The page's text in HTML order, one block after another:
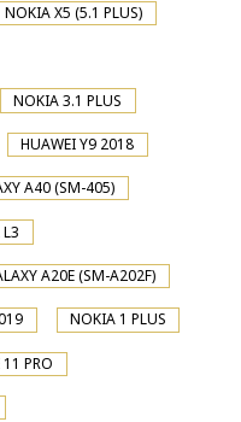
NOKIA X5 (5.1 PLUS)
NOKIA 3.1 PLUS
HUAWEI Y9 2018
A40 (SM-405)
L3
A20E (SM-A202F)
NOKIA 1 PLUS
11 PRO